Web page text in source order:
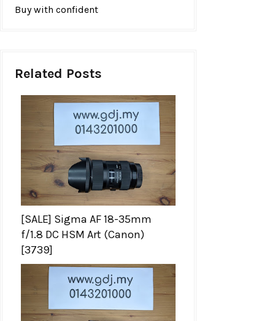
Buy with confident
Related Posts
[SALE] Sigma AF 18-35mm
f/1.8 DC HSM Art (Canon)
[3739]